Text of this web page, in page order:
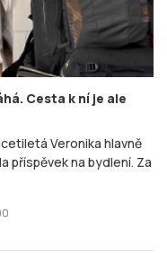
Cesta k ní je ale
Veronika hlavně
příspěvek na bydlení. Za